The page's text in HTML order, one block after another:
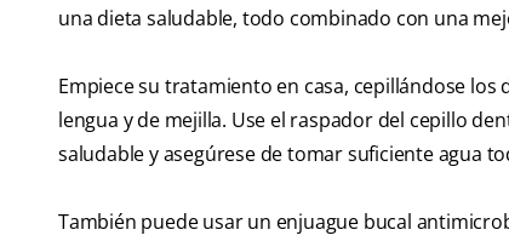
una dieta saludable, todo combinado con una
Empiece su tratamiento en casa, cepillándose
lengua y de mejilla. Use el raspador del cepillo
saludable y asegúrese de tomar suficiente agua
También puede usar un enjuague bucal